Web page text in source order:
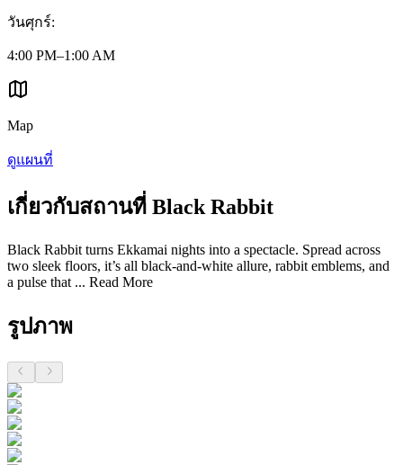
วันศุกร์:
4:00 PM–1:00 AM
Map
ดูแผนที่
เกี่ยวกับสถานที่ Black Rabbit
Black Rabbit turns Ekkamai nights into a spectacle. Spread across
two sleek floors, it’s all black-and-white allure, rabbit emblems, and
a pulse that ... Read More
รูปภาพ